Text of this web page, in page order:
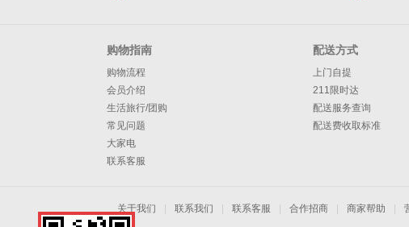
购物指南
购物流程
会员介绍
生活旅行/团购
常见问题
大家电
联系客服
配送方式
上门自提
211限时达
配送服务查询
配送费收取标准
关于我们 联系我们 联系客服 合作招商 商家帮助